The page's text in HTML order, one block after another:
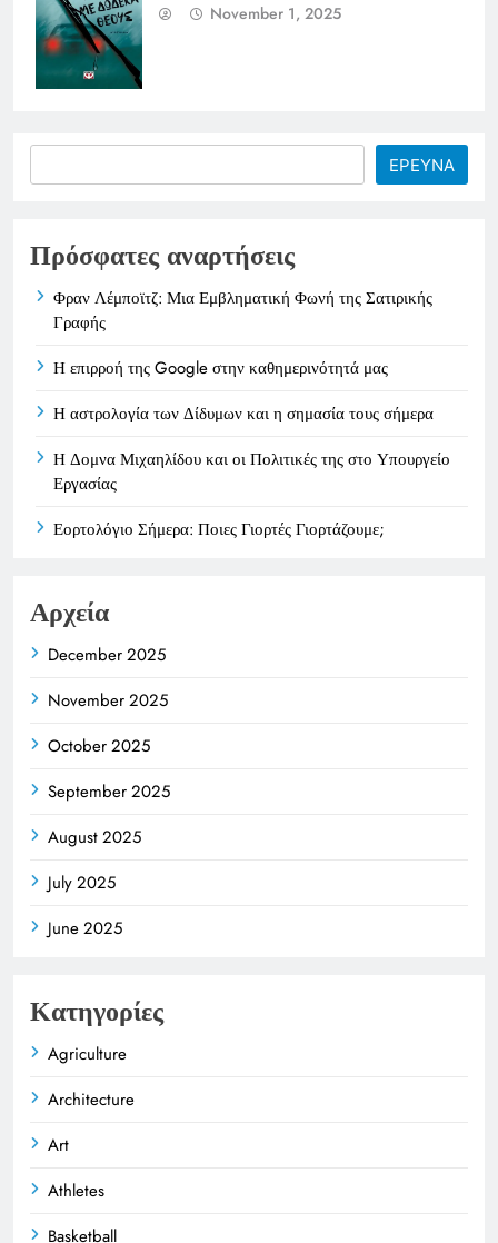
November 1, 2025
ΕΡΕΥΝΑ
Πρόσφατες αναρτήσεις
Φραν Λέμποϊτζ: Μια Εμβληματική Φωνή της Σατιρικής
Γραφής
Η επιρροή της Google στην καθημερινότητά μας
Η αστρολογία των Δίδυμων και η σημασία τους σήμερα
Η Δομνα Μιχαηλίδου και οι Πολιτικές της στο Υπουργείο
Εργασίας
Εορτολόγιο Σήμερα: Ποιες Γιορτές Γιορτάζουμε;
Αρχεία
December 2025
November 2025
October 2025
September 2025
August 2025
July 2025
June 2025
Κατηγορίες
Agriculture
Architecture
Art
Athletes
Basketball